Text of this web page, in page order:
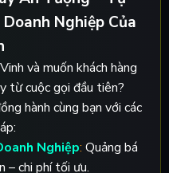
Nghiệp Của
và muốn khách hàng
từ cuộc gọi đầu tiên?
hành cùng bạn với các
Nghiệp: Quảng bá
– chi phí tối ưu.